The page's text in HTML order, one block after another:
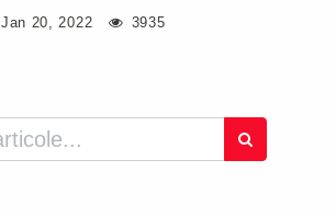
Jan 20, 2022 3935